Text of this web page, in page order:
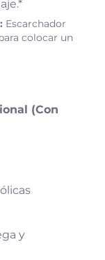
Escarchador
colocar un
(Con
y